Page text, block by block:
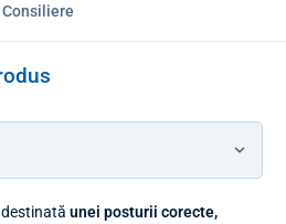
Consiliere
unei posturii corecte,